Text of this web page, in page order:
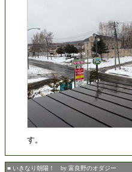
す。
■ いきなり朝陽！ by 富良野のオダジー